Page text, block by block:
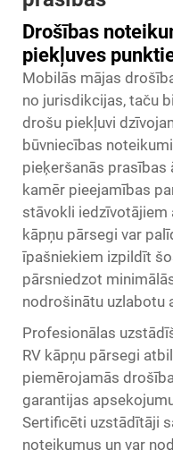
Drošības
piekļuves
Mobilās mājas
no jurisdikcijas, taču
drošu piekļuvi
būvniecības
pieķeršanās prasības
kamēr pieejamības
stāvokli iedzīvotājiem
kāpņu pārsegi var
īpašniekiem izpildīt
pārsniedzot
nodrošinātu uzlabotu
Profesionālas
RV kāpņu pārsegi
piemērojamās
garantijas
Sertificēti uzstādītāji
noteikumus un var